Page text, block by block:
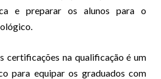
e preparar os alunos para o
certificações na qualificação é um
para equipar os graduados com